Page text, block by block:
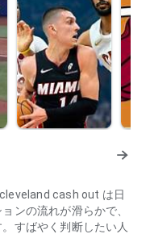
cash out は日
ンの流れが滑らかで、
すばやく判断したい人